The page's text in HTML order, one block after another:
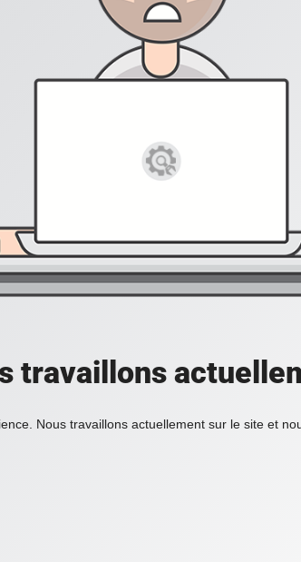
travaillons
Nous travaillons actuellement sur le site et